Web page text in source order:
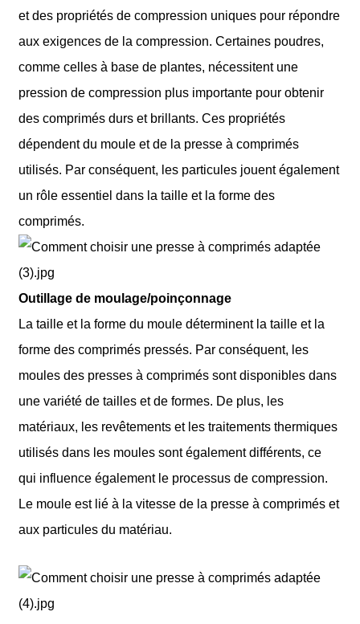
et des propriétés de compression uniques pour répondre
aux exigences de la compression. Certaines poudres,
comme celles à base de plantes, nécessitent une
pression de compression plus importante pour obtenir
des comprimés durs et brillants. Ces propriétés
dépendent du moule et de la presse à comprimés
utilisés. Par conséquent, les particules jouent également
un rôle essentiel dans la taille et la forme des
comprimés.
Outillage de moulage/poinçonnage
La taille et la forme du moule déterminent la taille et la
forme des comprimés pressés. Par conséquent, les
moules des presses à comprimés sont disponibles dans
une variété de tailles et de formes. De plus, les
matériaux, les revêtements et les traitements thermiques
utilisés dans les moules sont également différents, ce
qui influence également le processus de compression.
Le moule est lié à la vitesse de la presse à comprimés et
aux particules du matériau.